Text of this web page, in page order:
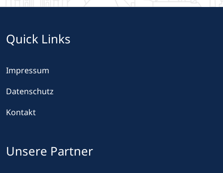
Quick Links
Impressum
Datenschutz
Kontakt
Unsere Partner